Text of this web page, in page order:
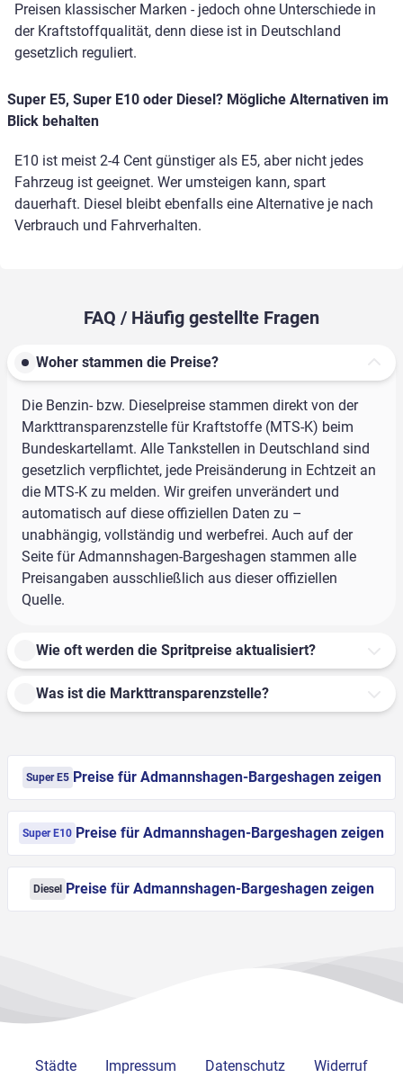
Preisen klassischer Marken - jedoch ohne Unterschiede in
der Kraftstoffqualität, denn diese ist in Deutschland
gesetzlich reguliert.
Super E5, Super E10 oder Diesel? Mögliche Alternativen im
Blick behalten
E10 ist meist 2-4 Cent günstiger als E5, aber nicht jedes
Fahrzeug ist geeignet. Wer umsteigen kann, spart
dauerhaft. Diesel bleibt ebenfalls eine Alternative je nach
Verbrauch und Fahrverhalten.
FAQ / Häufig gestellte Fragen
Woher stammen die Preise?
Die Benzin- bzw. Dieselpreise stammen direkt von der
Markttransparenzstelle für Kraftstoffe (MTS-K) beim
Bundeskartellamt. Alle Tankstellen in Deutschland sind
gesetzlich verpflichtet, jede Preisänderung in Echtzeit an
die MTS-K zu melden. Wir greifen unverändert und
automatisch auf diese offiziellen Daten zu –
unabhängig, vollständig und werbefrei. Auch auf der
Seite für Admannshagen-Bargeshagen stammen alle
Preisangaben ausschließlich aus dieser offiziellen
Quelle.
Wie oft werden die Spritpreise aktualisiert?
Was ist die Markttransparenzstelle?
Super E5 Preise für Admannshagen-Bargeshagen zeigen
Super E10 Preise für Admannshagen-Bargeshagen zeigen
Diesel Preise für Admannshagen-Bargeshagen zeigen
Städte Impressum Datenschutz Widerruf